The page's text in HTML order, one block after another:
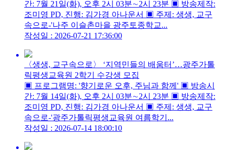
간: 7월 21일(화), 오후 2시 03분∼2시 23분 ▣ 방송제작:
조미영 PD, 진행: 김가경 아나운서 ▣ 주제: 생생, 교구
속으로-'나주 이슬촌마을 광주토종학교...
작성일 : 2026-07-21 17:36:00
〈생생, 교구속으로〉 ‘지역민들의 배움터’…광주가톨
릭평생교육원 2학기 수강생 모집
▣ 프로그램명: '향기로운 오후, 주님과 함께' ▣ 방송시
간: 7월 14일(화), 오후 2시 03분∼2시 23분 ▣ 방송제작:
조미영 PD, 진행: 김가경 아나운서 ▣ 주제: 생생, 교구
속으로-'광주가톨릭평생교육원 여름학기...
작성일 : 2026-07-14 18:00:10